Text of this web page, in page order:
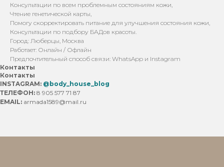
Консультации по всем проблемным состояниям кожи,
Чтение генетической карты,
Помогу скорректировать питание для улучшения состояния кожи,
Консультации по подбору БАДов красоты.
Город: Люберцы, Москва
Работает: Онлайн / Офлайн
Предпочтительный способ связи: WhatsApp и Instagram
Контакты
Контакты
INSTAGRAM: @body_house_blog
ТЕЛЕФОН: 8 905 577 71 87
EMAIL: armada1589@mail.ru